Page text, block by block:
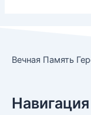
Вечная Память
Навигация